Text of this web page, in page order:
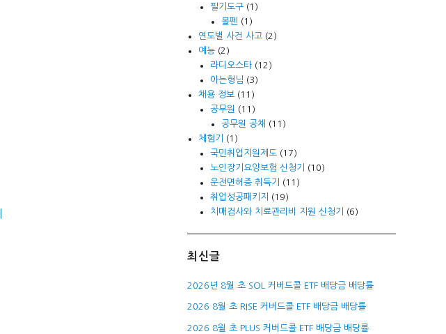
필기도구(1)
볼펜 (1)
연도별 사건 사고 (2)
예능 (2)
라디오스타(12)
아는형님 (3)
채용 정보 (11)
공무원
(11)
공무원 공채 (11)
체험기
(1)
국민취업지원제도(17)
노인장기요양보험 신청기
(10)
운전면허증 취득기
(11)
취업성공패키지
(19)
치매검사와 치료관리비 지원 신청기
(6)
최신글
2026년 8월 초 SOL 커버드콜 ETF 배당금 배당률
2026 8월 초 RISE 커버드콜 ETF 배당금 배당률
2026 8월 초 PLUS 커버드콜 ETF 배당금 배당률